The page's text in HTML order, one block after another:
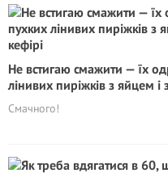
Не встигаю смажити — їх
лінивих пиріжків з яйцем
Смачного!